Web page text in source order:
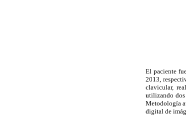
El paciente
2013,
clavicular,
utilizando dos
Metodología
digital de